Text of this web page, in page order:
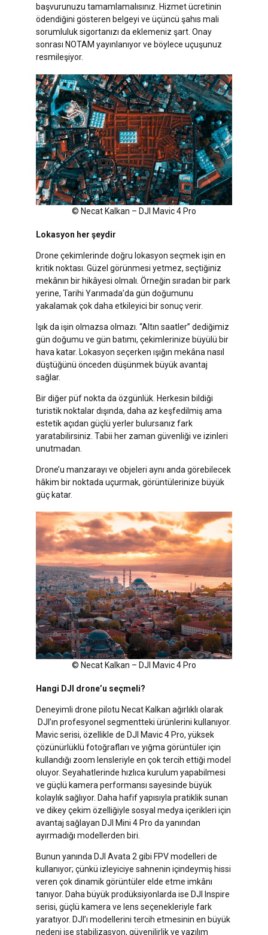
başvurunuzu tamamlamalısınız. Hizmet ücretinin
ödendiğini gösteren belgeyi ve üçüncü şahıs mali
sorumluluk sigortanızı da eklemeniz şart. Onay
sonrası NOTAM yayınlanıyor ve böylece uçuşunuz
resmileşiyor.
© Necat Kalkan – DJI Mavic 4 Pro
Lokasyon her şeydir
Drone çekimlerinde doğru lokasyon seçmek işin en
kritik noktası. Güzel görünmesi yetmez, seçtiğiniz
mekânın bir hikâyesi olmalı. Örneğin sıradan bir park
yerine, Tarihi Yarımada’da gün doğumunu
yakalamak çok daha etkileyici bir sonuç verir.
Işık da işin olmazsa olmazı. “Altın saatler” dediğimiz
gün doğumu ve gün batımı, çekimlerinize büyülü bir
hava katar. Lokasyon seçerken ışığın mekâna nasıl
düştüğünü önceden düşünmek büyük avantaj
sağlar.
Bir diğer püf nokta da özgünlük. Herkesin bildiği
turistik noktalar dışında, daha az keşfedilmiş ama
estetik açıdan güçlü yerler bulursanız fark
yaratabilirsiniz. Tabii her zaman güvenliği ve izinleri
unutmadan.
Drone’u manzarayı ve objeleri aynı anda görebilecek
hâkim bir noktada uçurmak, görüntülerinize büyük
güç katar.
© Necat Kalkan – DJI Mavic 4 Pro
Hangi DJI drone’u seçmeli?
Deneyimli drone pilotu Necat Kalkan ağırlıklı olarak
DJI’ın profesyonel segmentteki ürünlerini kullanıyor.
Mavic serisi, özellikle de DJI Mavic 4 Pro, yüksek
çözünürlüklü fotoğrafları ve yığma görüntüler için
kullandığı zoom lensleriyle en çok tercih ettiği model
oluyor. Seyahatlerinde hızlıca kurulum yapabilmesi
ve güçlü kamera performansı sayesinde büyük
kolaylık sağlıyor. Daha hafif yapısıyla pratiklik sunan
ve dikey çekim özelliğiyle sosyal medya içerikleri için
avantaj sağlayan DJI Mini 4 Pro da yanından
ayırmadığı modellerden biri.
Bunun yanında DJI Avata 2 gibi FPV modelleri de
kullanıyor; çünkü izleyiciye sahnenin içindeymiş hissi
veren çok dinamik görüntüler elde etme imkânı
tanıyor. Daha büyük prodüksiyonlarda ise DJI Inspire
serisi, güçlü kamera ve lens seçenekleriyle fark
yaratıyor. DJI’ı modellerini tercih etmesinin en büyük
nedeni ise stabilizasyon, güvenilirlik ve yazılım